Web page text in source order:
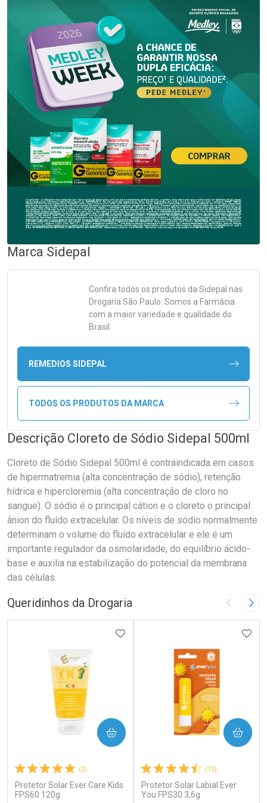
Marca Sidepal
Confira todos os produtos da Sidepal nas
Drogaria São Paulo. Somos a Farmácia
com a maior variedade e qualidade do
Brasil.
REMEDIOS SIDEPAL
TODOS OS PRODUTOS DA MARCA
Descrição Cloreto de Sódio Sidepal 500ml
Cloreto de Sódio Sidepal 500ml é contraindicada em casos
de hiperrnatremia (alta concentração de sódio), retenção
hídrica e hipercloremia (alta concentração de cloro no
sangue). O sódio é o principal cátion e o cloreto o principal
ânion do fluído extracelular. Os níveis de sódio normalmente
determinam o volume do fluído extracelular e ele é um
importante regulador da osmolaridade, do equilíbrio ácido-
base e auxilia na estabilização do potencial da membrana
das células.
Queridinhos da Drogaria Imagem
(2)
Protetor Solar Ever Care Kids
FPS60 120g
ADICIONAR AOS FAVORITOS
COMPRAR
(15)
Protetor Solar Labial Ever
You FPS30 3,6g
COMPRAR